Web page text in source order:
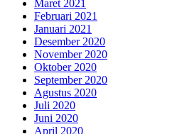
Maret 2021
Februari 2021
Januari 2021
Desember 2020
November 2020
Oktober 2020
September 2020
Agustus 2020
Juli 2020
Juni 2020
April 2020